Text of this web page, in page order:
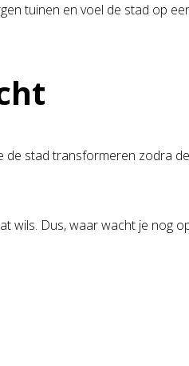
tuinen en voel de stad op
de stad transformeren zodra
wils. Dus, waar wacht je nog